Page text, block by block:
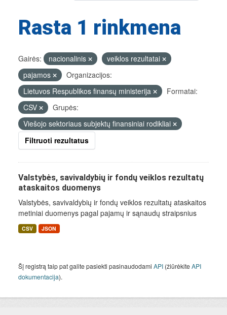
Rasta 1 rinkmena
Gairės: nacionalinis
veiklos rezultatai
pajamos
Organizacijos:
Lietuvos Respublikos finansų ministerija
Formatai:
CSV
Grupės:
Viešojo sektoriaus subjektų finansiniai rodikliai
Filtruoti rezultatus
Valstybės, savivaldybių ir fondų veiklos rezultatų
ataskaitos duomenys
Valstybės, savivaldybių ir fondų veiklos rezultatų ataskaitos
metiniai duomenys pagal pajamų ir sąnaudų straipsnius
CSV JSON
Šį registrą taip pat galite pasiekti pasinaudodami API (žiūrėkiteAPI
dokumentacija).